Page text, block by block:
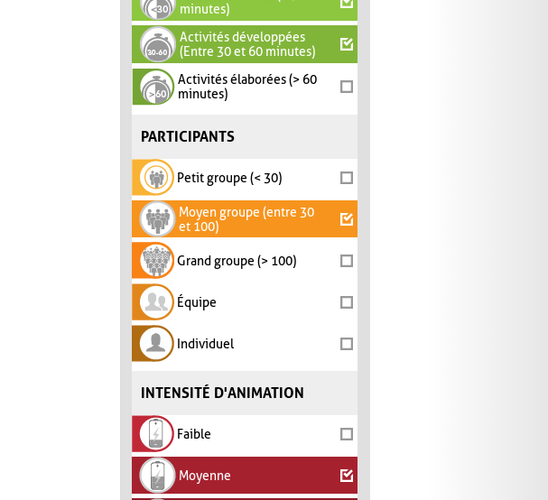
minutes)
Activités développées
(Entre 30 et 60 minutes)
Activités élaborées (> 60
minutes)
PARTICIPANTS
Petit groupe (< 30)
Moyen groupe (entre 30
et 100)
Grand groupe (> 100)
Équipe
Individuel
INTENSITÉ D'ANIMATION
Faible
Moyenne